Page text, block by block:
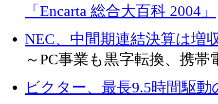
「Encarta 総合大百科 2004」
NEC、中間期連結決算は増
～PC事業も黒字転換、携帯
ビクター、最長9.5時間駆動